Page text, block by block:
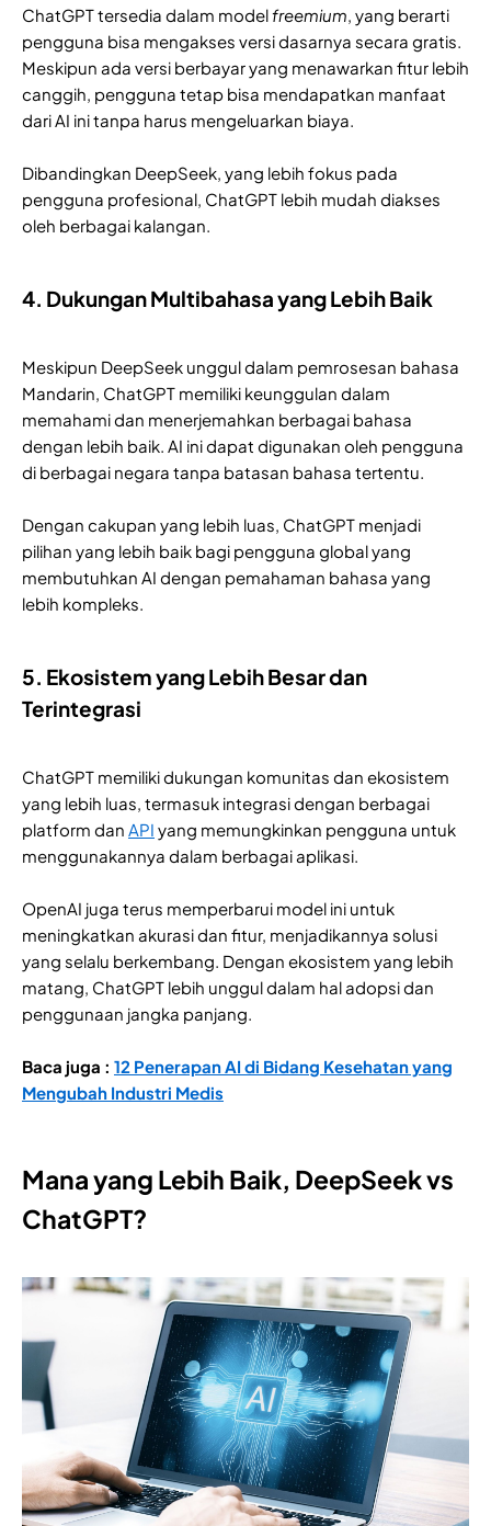
ChatGPT tersedia dalam modelfreemium, yang berarti
pengguna bisa mengakses versi dasarnya secara gratis.
Meskipun ada versi berbayar yang menawarkan fitur lebih
canggih, pengguna tetap bisa mendapatkan manfaat
dari AI ini tanpa harus mengeluarkan biaya.
Dibandingkan DeepSeek, yang lebih fokus pada
pengguna profesional, ChatGPT lebih mudah diakses
oleh berbagai kalangan.
4. Dukungan Multibahasa yang Lebih Baik
Meskipun DeepSeek unggul dalam pemrosesan bahasa
Mandarin, ChatGPT memiliki keunggulan dalam
memahami dan menerjemahkan berbagai bahasa
dengan lebih baik. AI ini dapat digunakan oleh pengguna
di berbagai negara tanpa batasan bahasa tertentu.
Dengan cakupan yang lebih luas, ChatGPT menjadi
pilihan yang lebih baik bagi pengguna global yang
membutuhkan AI dengan pemahaman bahasa yang
lebih kompleks.
5. Ekosistem yang Lebih Besar dan
Terintegrasi
ChatGPT memiliki dukungan komunitas dan ekosistem
yang lebih luas, termasuk integrasi dengan berbagai
platform dan API yang memungkinkan pengguna untuk
menggunakannya dalam berbagai aplikasi.
OpenAI juga terus memperbarui model ini untuk
meningkatkan akurasi dan fitur, menjadikannya solusi
yang selalu berkembang. Dengan ekosistem yang lebih
matang, ChatGPT lebih unggul dalam hal adopsi dan
penggunaan jangka panjang.
Baca juga : 12 Penerapan AI di Bidang Kesehatan yang
Mengubah Industri Medis
Mana yang Lebih Baik, DeepSeek vs
ChatGPT?